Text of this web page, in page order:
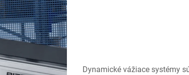
Taliansko
Portugalsko
Dynamické vážiace systémy